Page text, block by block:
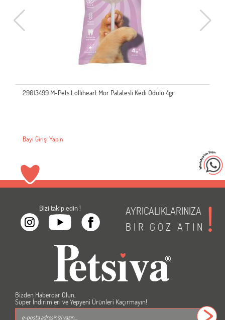
29013499 M-Pets Lolliheart Mor Patatesli Kedi Ödülü 4gr
Bayi Girişi Yapın
Bizi takip edin !
AYRICALIKLARINIZA
BİR GÖZ ATIN
Bizden Haberdar Olun,
Süper İndirimleri ve Yepyeni Ürünleri Kaçırmayın!